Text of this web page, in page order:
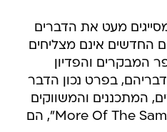
מעט את הדברים
החדשים אינם מצליחים
המבקרים והפדיון
בפרט נכון הדבר
המתכננים והמשווקים
ממשיכים לטעות ולייצר More Of The Same", הם